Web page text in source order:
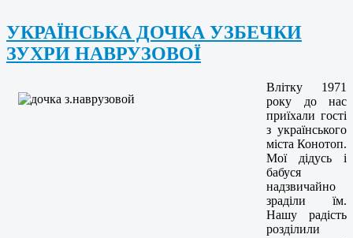
УКРАЇНСЬКА ДОЧКА УЗБЕЧКИ
ЗУХРИ НАВРУЗОВОЇ
Влітку 1971
року до нас
приїхали гості
з українського
міста Конотоп.
Мої дідусь і
бабуся
надзвичайно
зраділи їм.
Нашу радість
розділили